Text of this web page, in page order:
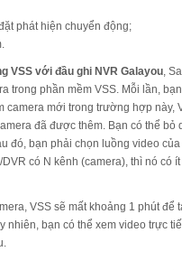
phát hiện chuyển động;
VSS với đầu ghi NVR Galayou,
trong phần mềm VSS. Mỗi lần,
camera mới trong trường hợp này,
đã được thêm. Bạn có thể bỏ
đó, bạn phải chọn luồng video
có N kênh (camera), thì nó có
VSS sẽ mất khoảng 1 phút để
nhiên, bạn có thể xem video trực